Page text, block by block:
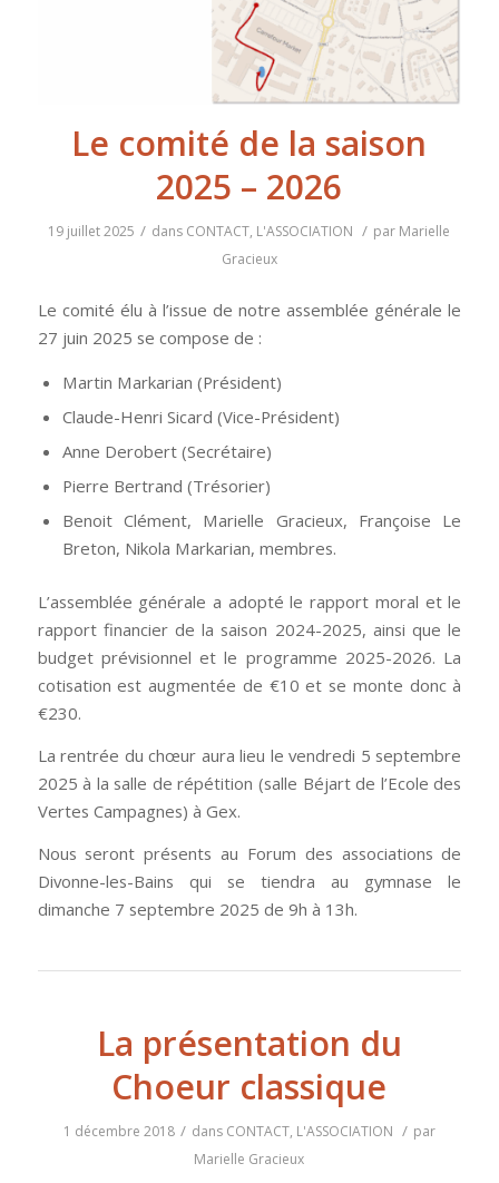
Le comité de la saison
2025 – 2026
19 juillet 2025 / dans CONTACT, L'ASSOCIATION / par Marielle
Gracieux
Le comité élu à l’issue de notre assemblée générale le
27 juin 2025 se compose de :
Martin Markarian (Président)
Claude-Henri Sicard (Vice-Président)
Anne Derobert (Secrétaire)
Pierre Bertrand (Trésorier)
Benoit Clément, Marielle Gracieux, Françoise Le
Breton, Nikola Markarian, membres.
L’assemblée générale a adopté le rapport moral et le
rapport financier de la saison 2024-2025, ainsi que le
budget prévisionnel et le programme 2025-2026. La
cotisation est augmentée de €10 et se monte donc à
€230.
La rentrée du chœur aura lieu le vendredi 5 septembre
2025 à la salle de répétition (salle Béjart de l’Ecole des
Vertes Campagnes) à Gex.
Nous seront présents au Forum des associations de
Divonne-les-Bains qui se tiendra au gymnase le
dimanche 7 septembre 2025 de 9h à 13h.
La présentation du
Choeur classique
1 décembre 2018 / dans CONTACT, L'ASSOCIATION / par
Marielle Gracieux